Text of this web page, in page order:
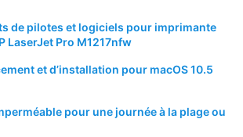
de pilotes et logiciels pour imprimante
LaserJet Pro M1217nfw
et d’installation pour macOS 10.5
pour une journée à la plage ou